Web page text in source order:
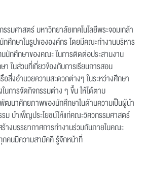
รมศาสตร์ มหาวิทยาลัยเทคโนโลยีพระจอมเกล้า
กศึกษาในรูปขององค์กร โดยมีคณะทำงานบริหาร
นนักศึกษาของคณะ ในการติดต่อประสานงาน
ในส่วนที่เกี่ยวข้องกับการเรียนการสอน
อสิ่งอำนวยความสะดวกต่างๆ ในระหว่างศึกษา
นการจัดกิจกรรมต่าง ๆ ขึ้น ให้ได้ตาม
ฒนาศักยภาพของนักศึกษาในด้านความเป็นผู้นำ
ม บำเพ็ญประโยชน์ให้แก่คณะวิศวกรรมศาสตร์
างบรรยากาศการทำงานร่วมกันภายในคณะ
กคนมีความสามัคคี รู้จักหน้าที่